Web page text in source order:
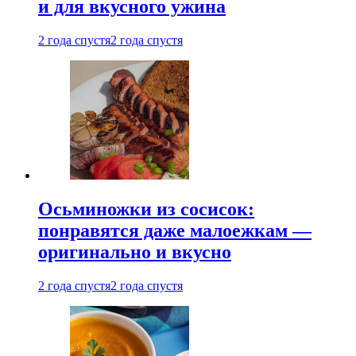
и для вкусного ужина
2 года спустя2 года спустя
Осьминожки из сосисок:
понравятся даже малоежкам —
оригинально и вкусно
2 года спустя2 года спустя